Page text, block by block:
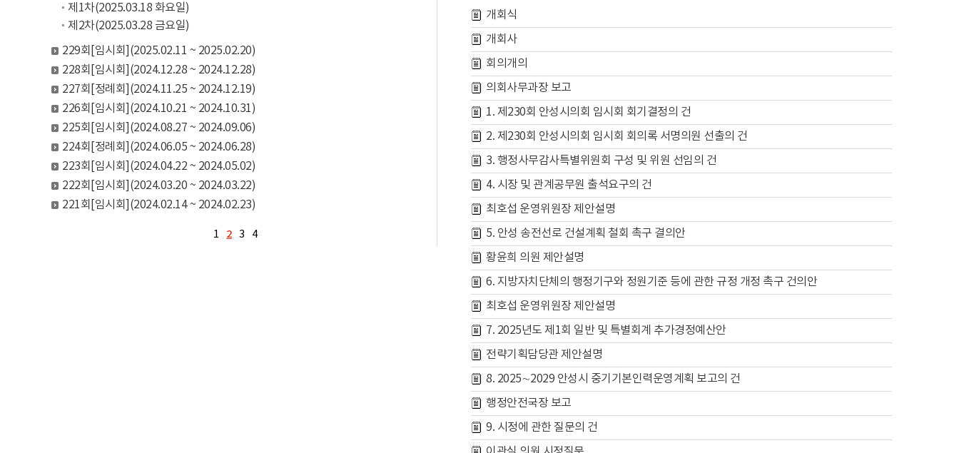
제1차(2025.03.18 화요일)
제2차(2025.03.28 금요일)
229회[임시회](2025.02.11 ~ 2025.02.20)
228회[임시회](2024.12.28 ~ 2024.12.28)
227회[정례회](2024.11.25 ~ 2024.12.19)
226회[임시회](2024.10.21 ~ 2024.10.31)
225회[임시회](2024.08.27 ~ 2024.09.06)
224회[정례회](2024.06.05 ~ 2024.06.28)
223회[임시회](2024.04.22 ~ 2024.05.02)
222회[임시회](2024.03.20 ~ 2024.03.22)
221회[임시회](2024.02.14 ~ 2024.02.23)
1 2 3 4
개회식
개회사
회의개의
의회사무과장 보고
1. 제230회 안성시의회 임시회 회기결정의 건
2. 제230회 안성시의회 임시회 회의록 서명의원 선출의 건
3. 행정사무감사특별위원회 구성 및 위원 선임의 건
4. 시장 및 관계공무원 출석요구의 건
최호섭 운영위원장 제안설명
5. 안성 송전선로 건설계획 철회 촉구 결의안
황윤희 의원 제안설명
6. 지방자치단체의 행정기구와 정원기준 등에 관한 규정 개정 촉구 건의안
최호섭 운영위원장 제안설명
7. 2025년도 제1회 일반 및 특별회계 추가경정예산안
전략기획담당관 제안설명
8. 2025∼2029 안성시 중기기본인력운영계획 보고의 건
행정안전국장 보고
9. 시정에 관한 질문의 건